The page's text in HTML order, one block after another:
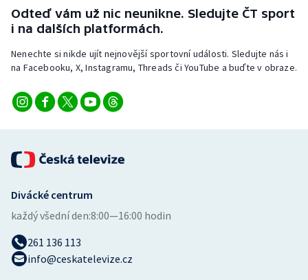
Veslování
Vodní slalom
Volejbal
Odteď vám už nic neunikne. Sledujte ČT sport
i na dalších platformách.
Nenechte si nikde ujít nejnovější sportovní události. Sledujte nás i
na Facebooku, X, Instagramu, Threads či YouTube a buďte v obraze.
Divácké centrum
každý všední den:8:00—16:00 hodin
261 136 113
info@ceskatelevize.cz